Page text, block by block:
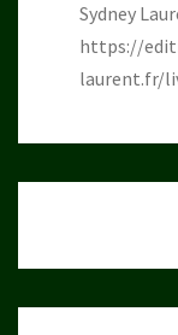
Sydney
https://
laurent.fr/